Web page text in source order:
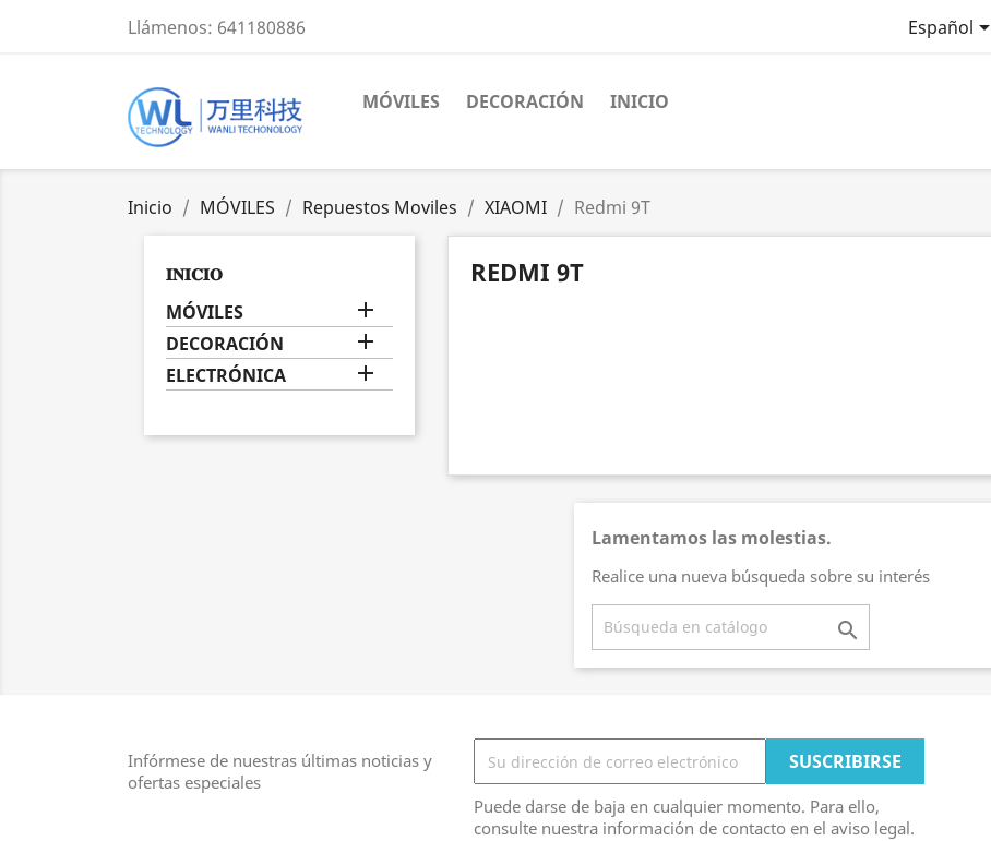
Llámenos: 641180886 Español
MÓVILES DECORACIÓN INICIO
Inicio MÓVILES Repuestos Moviles XIAOMI Redmi 9T
𝐈𝐍𝐈𝐂𝐈𝐎
MÓVILES 
DECORACIÓN 
ELECTRÓNICA 
REDMI 9T
Lamentamos las molestias.
Realice una nueva búsqueda sobre su interés

Infórmese de nuestras últimas noticias y
ofertas especiales
Puede darse de baja en cualquier momento. Para ello,
consulte nuestra información de contacto en el aviso legal.